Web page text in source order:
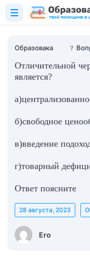
Образовака ❓
Отличительной
является?
б)свободное
в)введение
г)товарный
Ответ поясните
Ero
28 августа, 2023